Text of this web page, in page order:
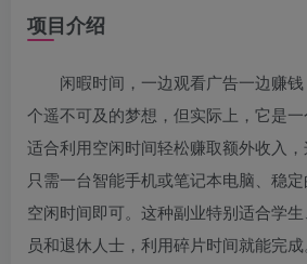
项目介绍
闲暇时间，一边观看广告一边赚
个遥不可及的梦想，但实际上，它是一
适合利用空闲时间轻松赚取额外收入，
只需一台智能手机或笔记本电脑、稳
空闲时间即可。这种副业特别适合学
员和退休人士，利用碎片时间就能完